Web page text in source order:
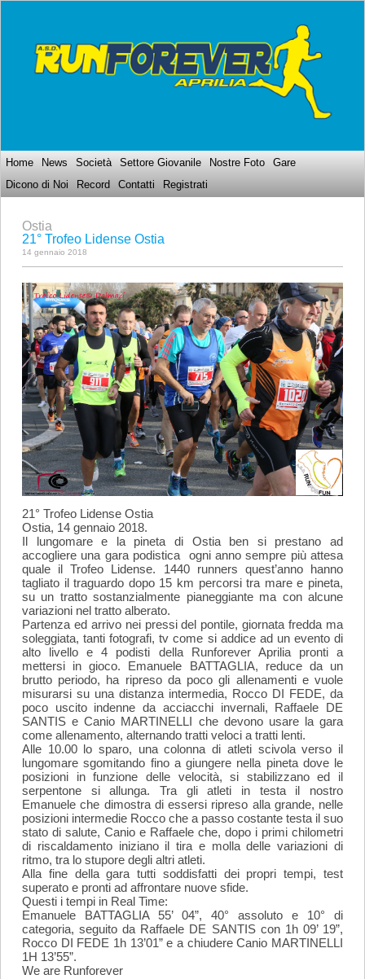
Home News Società Settore Giovanile Nostre Foto
Gare
Dicono di Noi
Record Contatti Registrati
Ostia
21° Trofeo Lidense Ostia
14 gennaio 2018
21° Trofeo Lidense Ostia
Ostia, 14 gennaio 2018.
Il lungomare e la pineta di Ostia ben si prestano ad
accogliere una gara podistica ogni anno sempre più attesa
quale il Trofeo Lidense. 1440 runners quest’anno hanno
tagliato il traguardo dopo 15 km percorsi tra mare e pineta,
su un tratto sostanzialmente pianeggiante ma con alcune
variazioni nel tratto alberato.
Partenza ed arrivo nei pressi del pontile, giornata fredda ma
soleggiata, tanti fotografi, tv come si addice ad un evento di
alto livello e 4 podisti della Runforever Aprilia pronti a
mettersi in gioco. Emanuele BATTAGLIA, reduce da un
brutto periodo, ha ripreso da poco gli allenamenti e vuole
misurarsi su una distanza intermedia, Rocco DI FEDE, da
poco uscito indenne da acciacchi invernali, Raffaele DE
SANTIS e Canio MARTINELLI che devono usare la gara
come allenamento, alternando tratti veloci a tratti lenti.
Alle 10.00 lo sparo, una colonna di atleti scivola verso il
lungomare sgomitando fino a giungere nella pineta dove le
posizioni in funzione delle velocità, si stabilizzano ed il
serpentone si allunga. Tra gli atleti in testa il nostro
Emanuele che dimostra di essersi ripreso alla grande, nelle
posizioni intermedie Rocco che a passo costante testa il suo
stato di salute, Canio e Raffaele che, dopo i primi chilometri
di riscaldamento iniziano il tira e molla delle variazioni di
ritmo, tra lo stupore degli altri atleti.
Alla fine della gara tutti soddisfatti dei propri tempi, test
superato e pronti ad affrontare nuove sfide.
Questi i tempi in Real Time:
Emanuele BATTAGLIA 55’ 04”, 40° assoluto e 10° di
categoria, seguito da Raffaele DE SANTIS con 1h 09’ 19”,
Rocco DI FEDE 1h 13’01” e a chiudere Canio MARTINELLI
1H 13’55”.
We are Runforever